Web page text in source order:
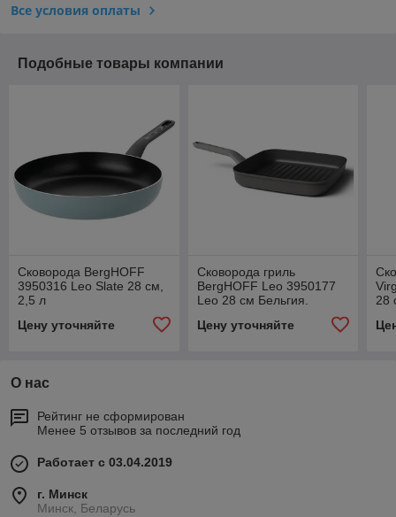
Все условия оплаты
Подобные товары компании
Сковорода BergHOFF
3950316 Leo Slate 28 см,
2,5 л
Цену уточняйте
Сковорода гриль
BergHOFF Leo 3950177
Leo 28 см Бельгия.
Цену уточняйте
28
О нас
Рейтинг не сформирован
Менее 5 отзывов за последний год
Работает с 03.04.2019
г. Минск
Минск, Беларусь